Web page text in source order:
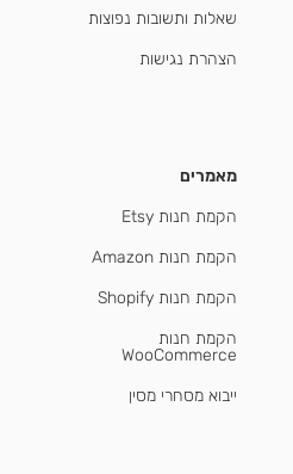
שאלות ותשובות נפוצות
הצהרת נגישות
מאמרים
הקמת חנות Etsy
הקמת חנות Amazon
הקמת חנות Shopify
הקמת חנות
WooCommerce
ייבוא מסחרי מסין